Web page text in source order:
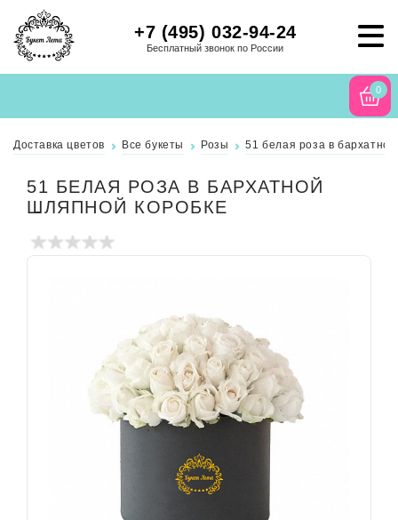
+7 (495) 032-94-24
Бесплатный звонок по России
0
Доставка цветов Все букеты Розы 51 белая роза в
51 БЕЛАЯ РОЗА В БАРХАТНОЙ
ШЛЯПНОЙ КОРОБКЕ